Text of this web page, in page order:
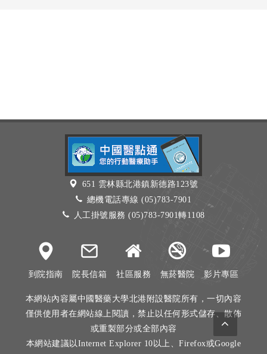
651 雲林縣北港鎮新德路123號
總機電話專線 (05)783-7901
人工掛號服務 (05)783-7901轉1108
到院指南 院長信箱 社區服務 無菸醫院 影片專區
本網站內容屬中國醫藥大學北港附設醫院所有，一切內容
僅供使用者在網站線上閱讀，禁止以任何形式儲存、散佈
或重製部分或全部內容
本網站建議以Internet Explorer 10以上、Firefox或Google